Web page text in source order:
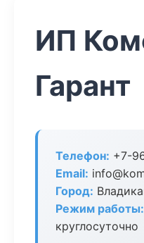
ИП
Гарант
Телефон: +7-
Email:
Город:
Режим работы:
круглосуточно